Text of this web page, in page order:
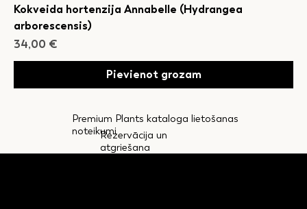
Rezervācija un
atgriešana
Premium Plants kataloga lietošanas
noteikumi
Kokveida hortenzija Annabelle (Hydrangea
arborescensis)
Cena
34,00 €
Pievienot grozam